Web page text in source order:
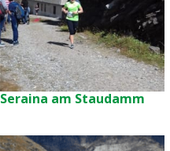
Seraina am Staudamm